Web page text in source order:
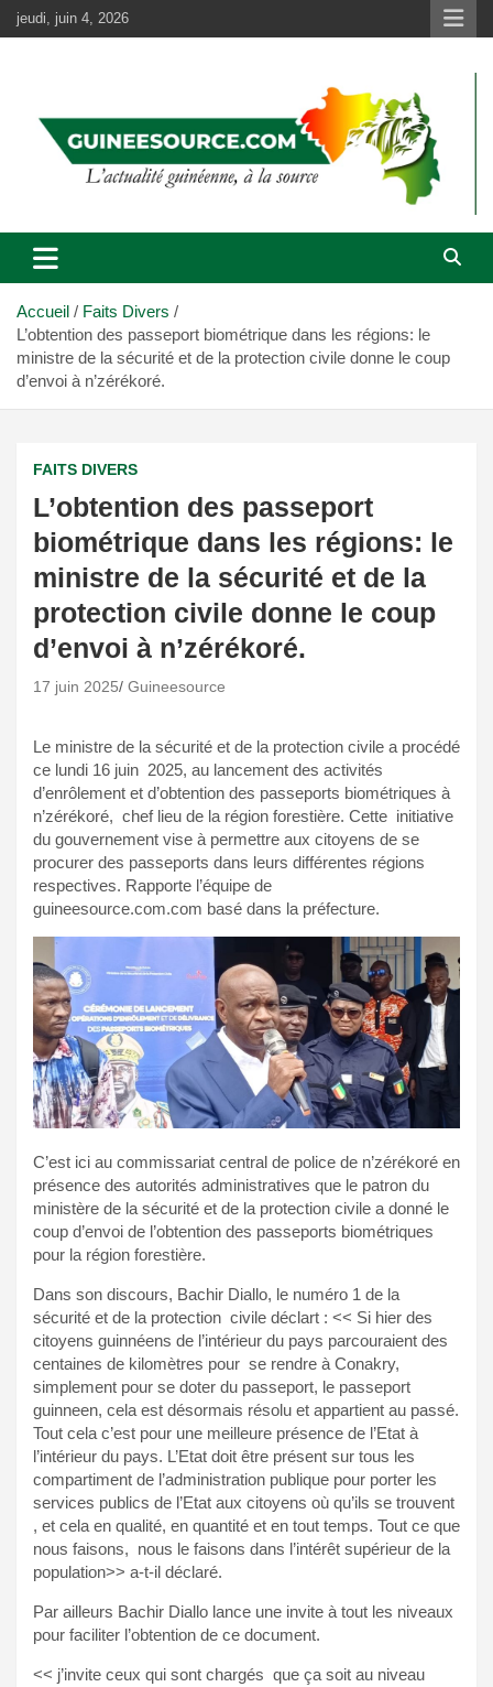
Aller
au
jeudi, juin 4, 2026
Accueil
Faits Divers
L’obtention des passeport biométrique dans les régions: le
ministre de la sécurité et de la protection civile donne le coup
d’envoi à n’zérékoré.
FAITS DIVERS
L’obtention des passeport
biométrique dans les régions: le
ministre de la sécurité et de la
protection civile donne le coup
d’envoi à n’zérékoré.
17 juin 2025 Guineesource
Le ministre de la sécurité et de la protection civile a procédé
ce lundi 16 juin 2025, au lancement des activités
d’enrôlement et d’obtention des passeports biométriques à
n’zérékoré, chef lieu de la région forestière. Cette initiative
du gouvernement vise à permettre aux citoyens de se
procurer des passeports dans leurs différentes régions
respectives. Rapporte l’équipe de
guineesource.com.com basé dans la préfecture.
C’est ici au commissariat central de police de n’zérékoré en
présence des autorités administratives que le patron du
ministère de la sécurité et de la protection civile a donné le
coup d’envoi de l’obtention des passeports biométriques
pour la région forestière.
Dans son discours, Bachir Diallo, le numéro 1 de la
sécurité et de la protection civile déclart : << Si hier des
citoyens guinnéens de l’intérieur du pays parcouraient des
centaines de kilomètres pour se rendre à Conakry,
simplement pour se doter du passeport, le passeport
guinneen, cela est désormais résolu et appartient au passé.
Tout cela c’est pour une meilleure présence de l’Etat à
l’intérieur du pays. L’Etat doit être présent sur tous les
compartiment de l’administration publique pour porter les
services publics de l’Etat aux citoyens où qu’ils se trouvent
, et cela en qualité, en quantité et en tout temps. Tout ce que
nous faisons, nous le faisons dans l’intérêt supérieur de la
population>> a-t-il déclaré.
Par ailleurs Bachir Diallo lance une invite à tout les niveaux
pour faciliter l’obtention de ce document.
<< j’invite ceux qui sont chargés que ça soit au niveau